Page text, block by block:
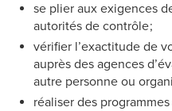
se plier aux exigences
autorités de contrôle ;
vérifier l’exactitude de
auprès des agences
autre personne ou
réaliser des